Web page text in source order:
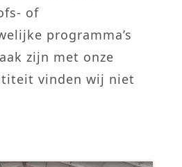
of
programma’s
zijn met onze
vinden wij niet